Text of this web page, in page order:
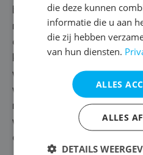
bodem met waterafstotende
noppenmembraan. Het
door zijn speciale structuur,
kanalen naar een
we een waterpomp, die
water vakkundig afvoert. Zo
met je vochtprobleem. Boven
we een betonvloer aan, die je
compleet maakt.
die deze kunnen
informatie die u aan
die zij hebben
van hun diensten.
ALLES
ALLES
DETAILS